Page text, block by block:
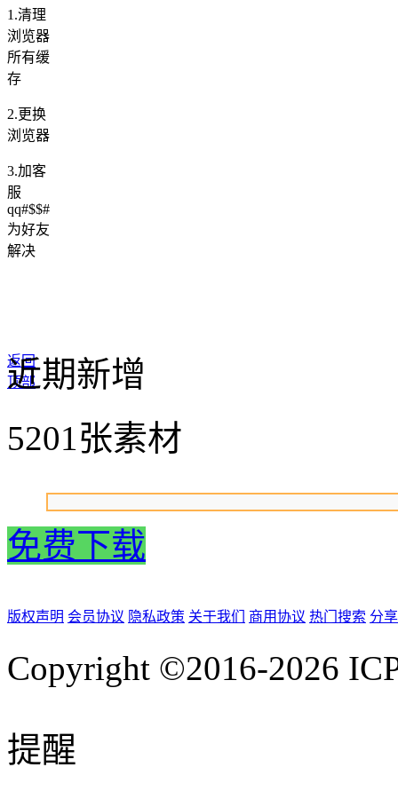
1.清理
浏览器
所有缓
存
2.更换
浏览器
3.加客
服
qq#$$#
为好友
解决
返回
顶部
近期新增
5201张素材
免费下载
版权声明 会员协议 隐私政策 关于我们 商用协议 热门搜索 分
Copyright ©2016-2026
提醒